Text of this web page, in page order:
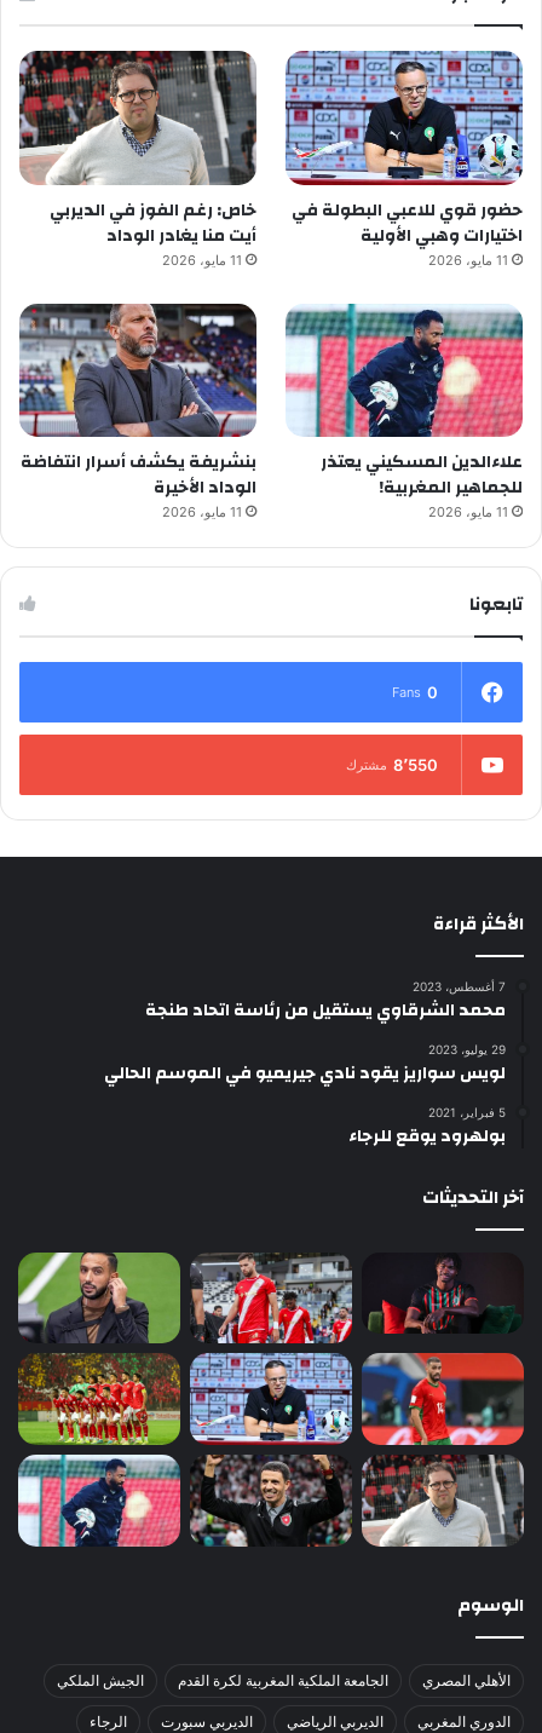
حضور قوي للاعبي البطولة في
اختيارات وهبي الأولية
11 مايو، 2026
خاص: رغم الفوز في الديربي
أيت منا يغادر الوداد
11 مايو، 2026
علاءالدين المسكيني يعتذر
للجماهير المغربية!
11 مايو، 2026
بنشريفة يكشف أسرار انتفاضة
الوداد الأخيرة
11 مايو، 2026
تابعونا
0
Fans
8٬550 مشترك
الأكثر قراءة
7 أغسطس، 2023
محمد الشرقاوي يستقيل من رئاسة اتحاد طنجة
29 يوليو، 2023
لويس سواريز يقود نادي جيريميو في الموسم الحالي
5 فبراير، 2021
بولهرود يوقع للرجاء
آخر التحديثات
الوسوم
الأهلي المصري الجامعة الملكية المغربية لكرة القدم الجيش الملكي
الدوري المغربي الديربي الرياضي الديربي سبورت الرجاء